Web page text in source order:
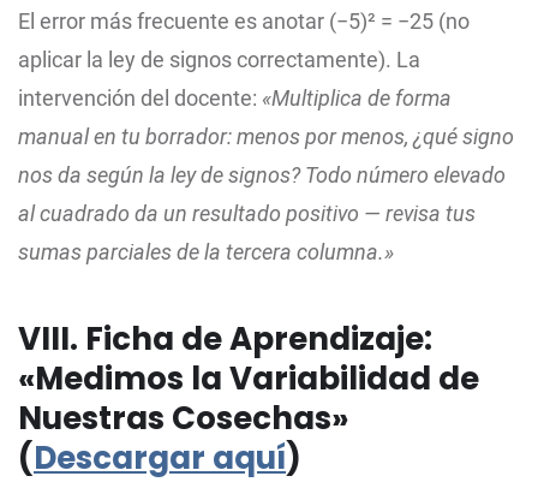
El error más frecuente es anotar (−5)² = −25 (no
aplicar la ley de signos correctamente). La
intervención del docente: «Multiplica de forma
manual en tu borrador: menos por menos, ¿qué signo
nos da según la ley de signos? Todo número elevado
al cuadrado da un resultado positivo — revisa tus
sumas parciales de la tercera columna.»
VIII. Ficha de Aprendizaje:
«Medimos la Variabilidad de
Nuestras Cosechas»
(Descargar aquí)